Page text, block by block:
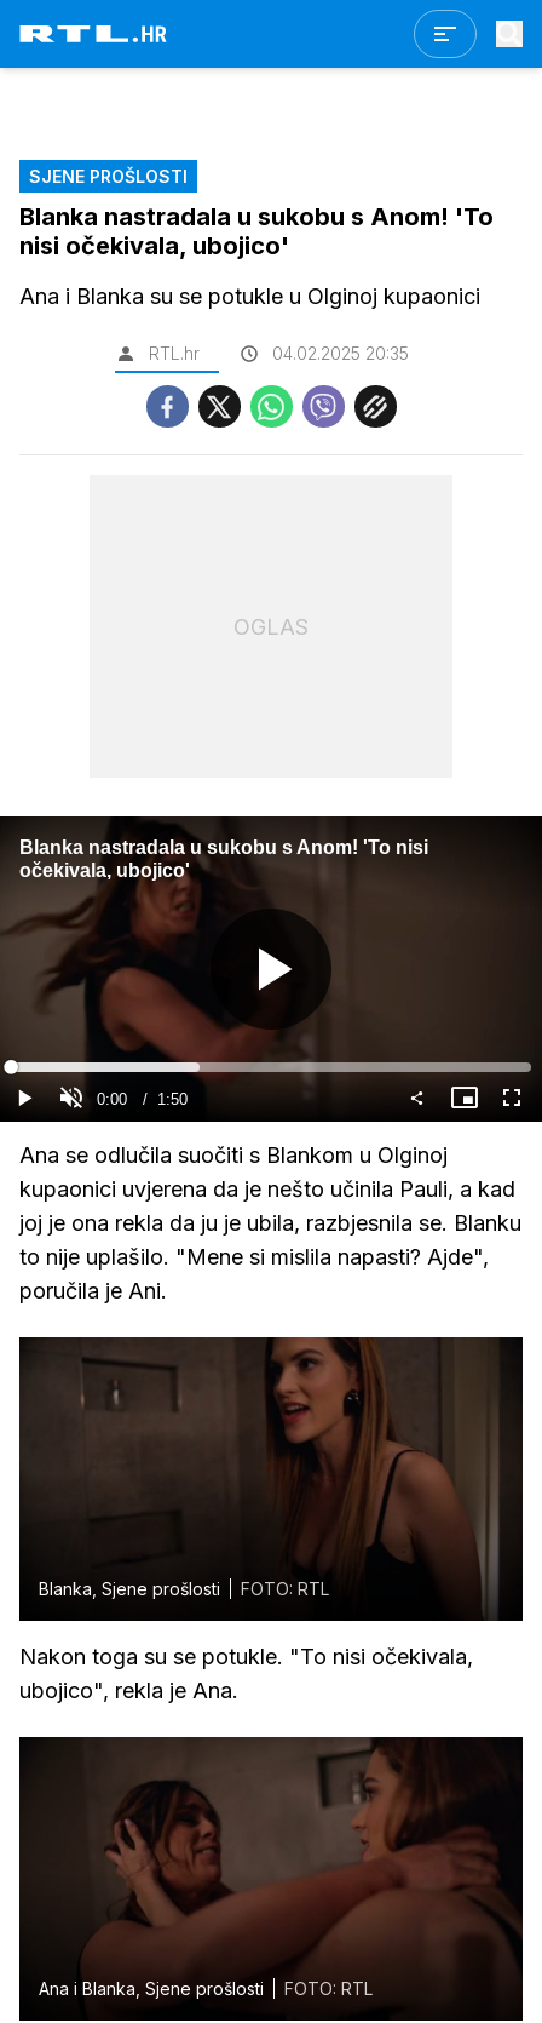
SJENE PROŠLOSTI
Blanka nastradala u sukobu s Anom! 'To
nisi očekivala, ubojico'
Ana i Blanka su se potukle u Olginoj kupaonici
RTL.hr 04.02.2025 20:35
OGLAS
Blanka nastradala u sukobu s Anom! 'To nisi
očekivala, ubojico'
Gledaj
GledajUpali
zvuk
Current
Time
0:00 / Duration
1:50
Loaded:
Slika
u
Ana se odlučila suočiti s Blankom u Olginoj
kupaonici uvjerena da je nešto učinila Pauli, a kad
joj je ona rekla da ju je ubila, razbjesnila se. Blanku
to nije uplašilo. "Mene si mislila napasti? Ajde",
poručila je Ani.
Blanka, Sjene prošlosti FOTO: RTL
Nakon toga su se potukle. "To nisi očekivala,
ubojico", rekla je Ana.
Ana i Blanka, Sjene prošlosti FOTO: RTL